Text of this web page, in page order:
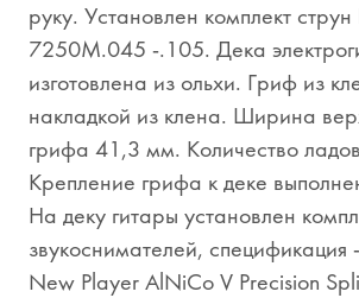
руку. Установлен комплект
7250M.045 -.105. Дека
изготовлена из ольхи. Гриф из
накладкой из клена. Ширина
грифа 41,3 мм. Количество
Крепление грифа к деке
На деку гитары установлен
звукоснимателей, спецификация
New Player AlNiCo V Precision